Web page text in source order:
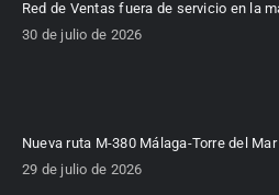
Red de Ventas fuera de servicio en la
30 de julio de 2026
Nueva ruta M-380 Málaga-Torre del
29 de julio de 2026